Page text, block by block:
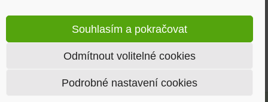
Souhlasím a pokračovat
Odmítnout volitelné cookies
Podrobné nastavení cookies